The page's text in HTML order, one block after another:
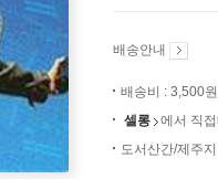
배송안내
배송비 : 3,500원
셀롱
에서 직
도서산간/제주